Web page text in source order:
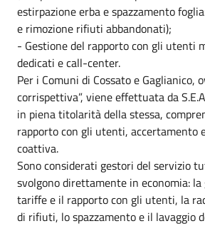
estirpazione erba e spazzamento
e rimozione rifiuti abbandonati);
- Gestione del rapporto con gli utenti
dedicati e call-center.
Per i Comuni di Cossato e Gaglianico,
corrispettiva”, viene effettuata da
in piena titolarità della stessa,
rapporto con gli utenti, accertamento
coattiva.
Sono considerati gestori del servizio
svolgono direttamente in economia:
tariffe e il rapporto con gli utenti, la
di rifiuti, lo spazzamento e il lavaggio